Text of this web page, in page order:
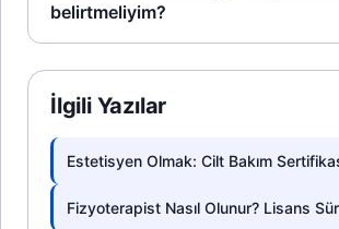
belirtmeliyim?
İlgili Yazılar
Estetisyen Olmak: Cilt Bakım
Fizyoterapist Nasıl Olunur? Lisans